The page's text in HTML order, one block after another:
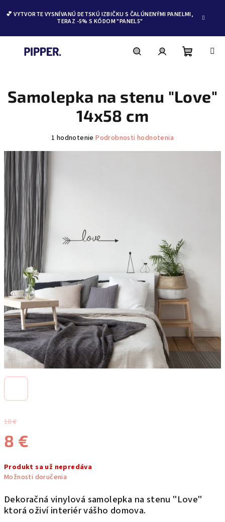
obsah
💕 VYTVORTE VYSNÍVANÚ DETSKÚ IZBIČKU S ČALÚNENÝMI PANELMI,
TERAZ -5% S KÓDOM "PANEL5"
košík
10 €
8 €
cena:
Produkt sa už nepredáva
Možnosti doručenia
Dekoračná vinylová samolepka na stenu "Love"
ktorá oživí interiér vášho domova.
Samolepka na stenu "Love"
14x58 cm
produktu
5,0
5
hviezdičiek.
1 hodnotenie Podrobnosti hodnotenia